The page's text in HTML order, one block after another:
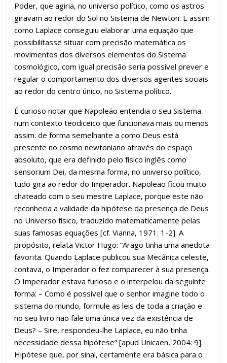
Poder, que agiria, no universo político, como os astros
giravam ao redor do Sol no Sistema de Newton. E assim
como Laplace conseguiu elaborar uma equação que
possibilitasse situar com precisão matemática os
movimentos dos diversos elementos do Sistema
cosmológico, com igual precisão seria possível prever e
regular o comportamento dos diversos agentes sociais
ao redor do centro único, no Sistema político.
É curioso notar que Napoleão entendia o seu Sistema
num contexto teodiceico que funcionava mais ou menos
assim: de forma semelhante a como Deus está
presente no cosmo newtoniano através do espaço
absoluto, que era definido pelo físico inglês como
sensorium Dei, da mesma forma, no universo político,
tudo gira ao redor do Imperador. Napoleão ficou muito
chateado com o seu mestre Laplace, porque este não
reconhecia a validade da hipótese da presença de Deus
no Universo físico, traduzido matematicamente pelas
suas famosas equações [cf. Vianna, 1971: 1-2]. A
propósito, relata Victor Hugo: “Arago tinha uma anedota
favorita. Quando Laplace publicou sua Mecânica celeste,
contava, o Imperador o fez comparecer à sua presença.
O Imperador estava furioso e o interpelou da seguinte
forma: – Como é possível que o senhor imagine todo o
sistema do mundo, formule as leis de toda a criação e
no seu livro não fale uma única vez da existência de
Deus? – Sire, respondeu-lhe Laplace, eu não tinha
necessidade dessa hipótese” [apud Unicaen, 2004: 9].
Hipótese que, por sinal, certamente era básica para o